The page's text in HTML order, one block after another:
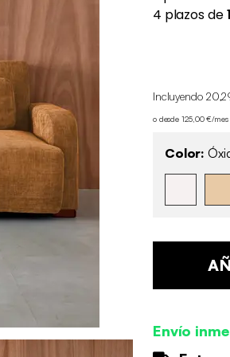
Incluyendo
o desde 125,00 €/
Color:
Envío